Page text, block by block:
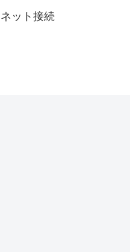
ット接続